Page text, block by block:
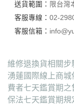
送貨範圍： 限台灣
客服專線： 02-
客服信箱：
維修退換貨相關步
湧蓮國際線上商
費者七天鑑賞期
保法七天鑑賞期規